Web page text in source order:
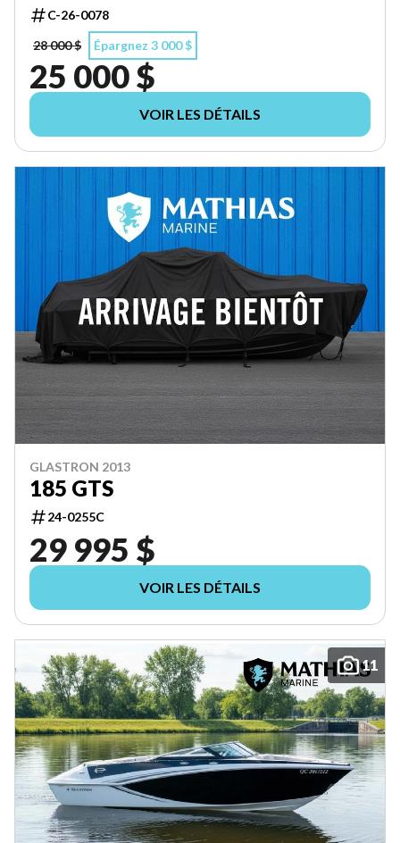
C-26-0078
28 000 $
Épargnez 3 000 $
25 000 $
VOIR LES DÉTAILS
GLASTRON 2013
185 GTS
24-0255C
29 995 $
VOIR LES DÉTAILS
11